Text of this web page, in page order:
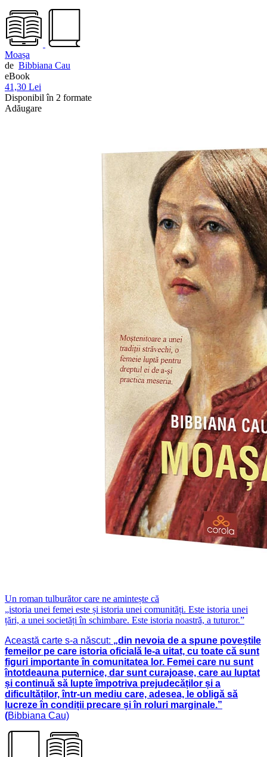
Moașa
de Bibbiana Cau
eBook
41,30 Lei
Disponibil în 2 formate
Adăugare
Un roman tulburător care ne amintește că
„istoria unei femei este și istoria unei comunități. Este istoria unei
țări, a unei societăți în schimbare. Este istoria noastră, a tuturor.”
Această carte s-a născut: „din nevoia de a spune poveștile
femeilor pe care istoria oficială le-a uitat, cu toate că sunt
figuri importante în comunitatea lor. Femei care nu sunt
întotdeauna puternice, dar sunt curajoase, care au luptat
și continuă să lupte împotriva prejudecăților și a
dificultăților, într-un mediu care, adesea, le obligă să
lucreze în condiții precare și în roluri marginale.”
(Bibbiana Cau)